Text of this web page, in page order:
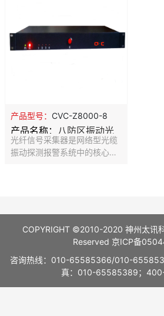
产品型号： CVC-Z8000-8
产品名称：
八防区振动光
纤主机
光纤信号采集器是网络型光缆
振动探测报警系统中的核心部
特制值，通过通讯光缆传输到
工控机上进行进一步的分析处
理。采集器内部结构采用模块
冷的区域采集器内部还增设了
自加模块可以使采集器内部的
温度保持在一个恒定不变。
COPYRIGHT ©2010-2020 神州太讯
Reserved 京ICP备
咨询热线：010-65585366/010-
真：010-65585389；